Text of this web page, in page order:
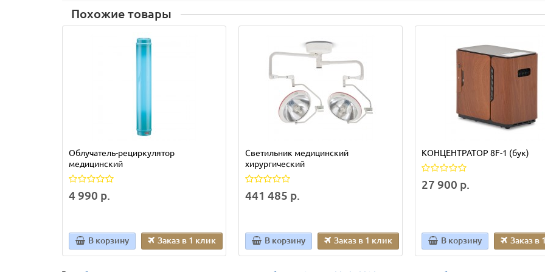
Похожие товары
Облучатель-рециркулятор
медицинский
4 990 р.
В корзину Заказ в 1 клик
Светильник медицинский
хирургический
441 485 р.
В корзину Заказ в 1 клик
КОНЦЕНТРАТОР 8F-1 (бук)
27 900 р.
В корзину Заказ в